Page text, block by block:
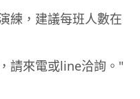
練，建議每班人數在
請來電或line洽詢。"